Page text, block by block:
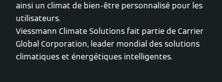
ainsi un climat de bien-être personnalisé pour les
utilisateurs.
Viessmann Climate Solutions fait partie de Carrier
Global Corporation, leader mondial des solutions
climatiques et énergétiques intelligentes.